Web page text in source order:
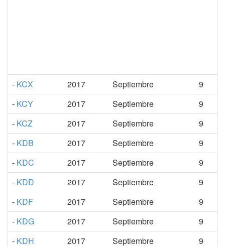
- KCX 2017 Septiembre
9
- KCY 2017 Septiembre
9
- KCZ 2017 Septiembre
9
- KDB 2017 Septiembre
9
- KDC 2017 Septiembre
9
- KDD 2017 Septiembre
9
- KDF 2017 Septiembre
9
- KDG 2017 Septiembre
9
- KDH 2017 Septiembre
9